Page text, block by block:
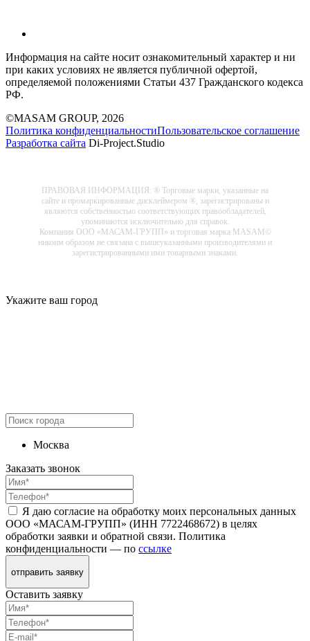
Информация на сайте носит ознакомительный характер и ни
при каких условиях не является публичной офертой,
определяемой положениями Статьи 437 Гражданского кодекса
РФ.
©MASAM GROUP, 2026
Политика конфиденциальностиПользовательское соглашение
Разработка сайта Di-Project.Studio
ПРАВОВАЯ ИНФОРМАЦИЯ: ® Торговые марки, указанные на
сайте и промаркированные дисклеймером ®, зарегистрированы и
являются собственностью соответствующих правообладателей,
упоминаются исключительно для справок.
Компания ООО «МАСАМ-ГРУПП» и торговая марка MASAM©
никоим образом не связана с вышеуказанными производителями и
зарегистрированными ими товарными знаками.
Укажите ваш город
Москва
Заказать звонок
Я даю согласие на обработку моих персональных данных
ООО «МАСАМ-ГРУПП» (ИНН 7722468672) в целях
обработки заявки и обратной связи. Политика
конфиденциальности — по ссылке
отправить заявку
Оставить заявку